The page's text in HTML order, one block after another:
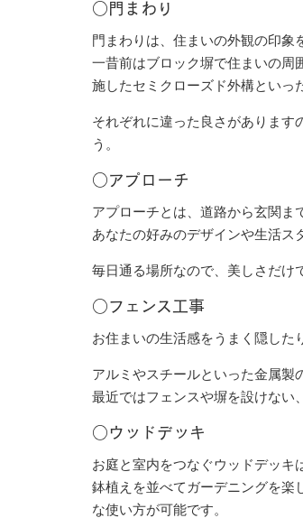
○門まわり
門まわりは、住まいの外観の印象
一昔前はブロック塀で住まいの周
施したセミクローズド外構といっ
それぞれに違った良さがあります
う。
○アプローチ
アプローチとは、道路から玄関ま
あなたの好みのデザインや生活ス
毎日通る場所なので、美しさだけ
○フェンス工事
お住まいの生活感をうまく隠した
アルミやスチールといった金属製
最近ではフェンスや塀を設けない
○ウッドデッキ
お庭と室内をつなぐウッドデッキ
鉢植えを並べてガーデニングを楽
な使い方が可能です。